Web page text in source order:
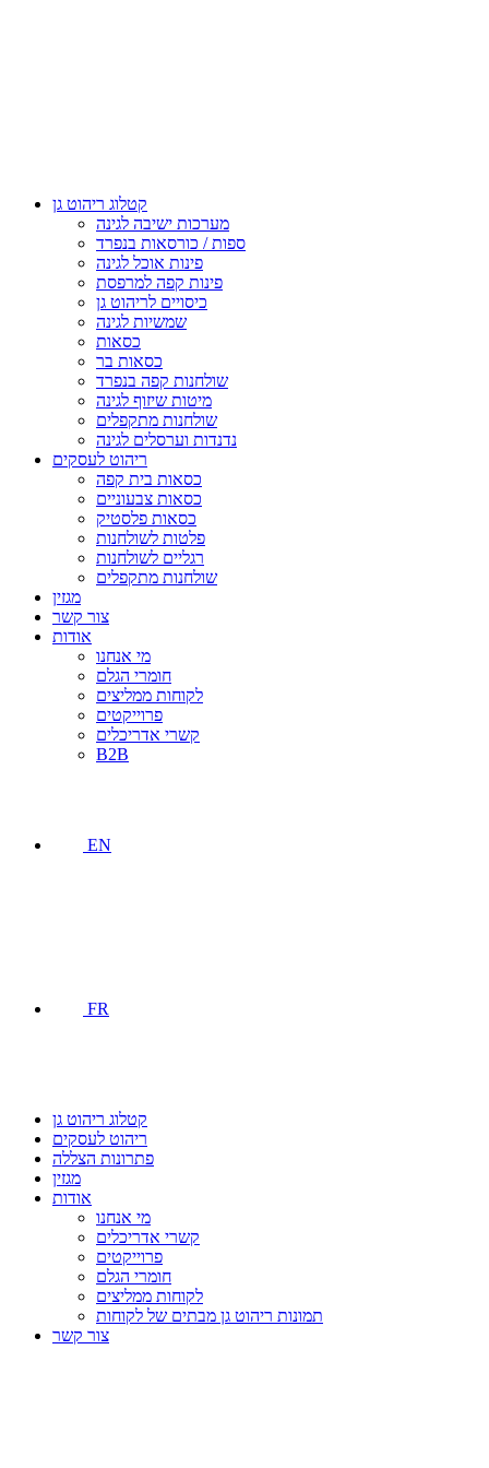
קטלוג ריהוט גן
מערכות ישיבה לגינה
ספות / כורסאות בנפרד
פינות אוכל לגינה
פינות קפה למרפסת
כיסויים לריהוט גן
שמשיות לגינה
כסאות
כסאות בר
שולחנות קפה בנפרד
מיטות שיזוף לגינה
שולחנות מתקפלים
נדנדות וערסלים לגינה
ריהוט לעסקים
כסאות בית קפה
כסאות צבעוניים
כסאות פלסטיק
פלטות לשולחנות
רגליים לשולחנות
שולחנות מתקפלים
מגזין
צור קשר
אודות
מי אנחנו
חומרי הגלם
לקוחות ממליצים
פרוייקטים
קשרי אדריכלים
B2B
EN
FR
קטלוג ריהוט גן
ריהוט לעסקים
פתרונות הצללה
מגזין
אודות
מי אנחנו
קשרי אדריכלים
פרוייקטים
חומרי הגלם
לקוחות ממליצים
תמונות ריהוט גן מבתים של לקוחות
צור קשר